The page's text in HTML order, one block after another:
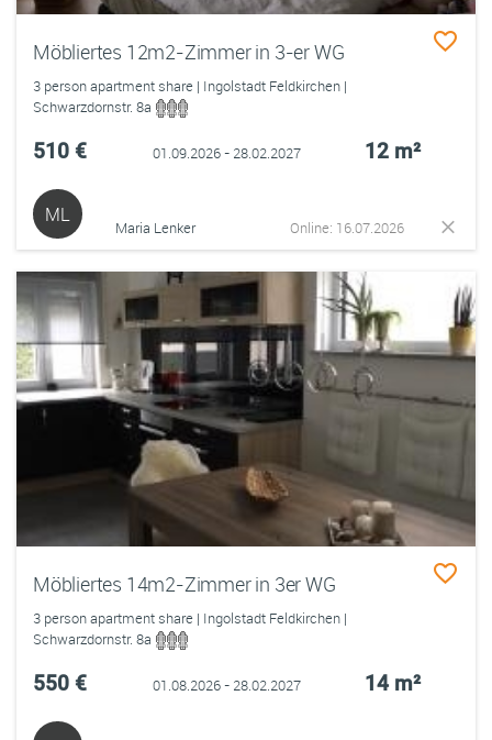
Möbliertes 12m2-Zimmer in 3-er WG
3 person apartment share | Ingolstadt Feldkirchen |
Schwarzdornstr. 8a
510 € 01.09.2026 - 28.02.2027 12 m²
ML
Maria Lenker Online: 16.07.2026
Möbliertes 14m2-Zimmer in 3er WG
3 person apartment share | Ingolstadt Feldkirchen |
Schwarzdornstr. 8a
550 € 01.08.2026 - 28.02.2027 14 m²